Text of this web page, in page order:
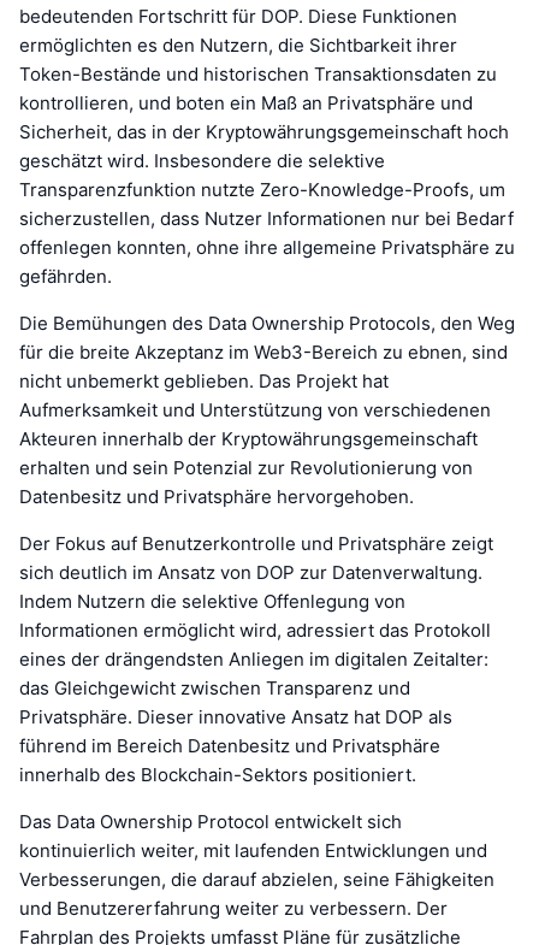
bedeutenden Fortschritt für DOP. Diese Funktionen
ermöglichten es den Nutzern, die Sichtbarkeit ihrer
Token-Bestände und historischen Transaktionsdaten zu
kontrollieren, und boten ein Maß an Privatsphäre und
Sicherheit, das in der Kryptowährungsgemeinschaft hoch
geschätzt wird. Insbesondere die selektive
Transparenzfunktion nutzte Zero-Knowledge-Proofs, um
sicherzustellen, dass Nutzer Informationen nur bei Bedarf
offenlegen konnten, ohne ihre allgemeine Privatsphäre zu
gefährden.
Die Bemühungen des Data Ownership Protocols, den Weg
für die breite Akzeptanz im Web3-Bereich zu ebnen, sind
nicht unbemerkt geblieben. Das Projekt hat
Aufmerksamkeit und Unterstützung von verschiedenen
Akteuren innerhalb der Kryptowährungsgemeinschaft
erhalten und sein Potenzial zur Revolutionierung von
Datenbesitz und Privatsphäre hervorgehoben.
Der Fokus auf Benutzerkontrolle und Privatsphäre zeigt
sich deutlich im Ansatz von DOP zur Datenverwaltung.
Indem Nutzern die selektive Offenlegung von
Informationen ermöglicht wird, adressiert das Protokoll
eines der drängendsten Anliegen im digitalen Zeitalter:
das Gleichgewicht zwischen Transparenz und
Privatsphäre. Dieser innovative Ansatz hat DOP als
führend im Bereich Datenbesitz und Privatsphäre
innerhalb des Blockchain-Sektors positioniert.
Das Data Ownership Protocol entwickelt sich
kontinuierlich weiter, mit laufenden Entwicklungen und
Verbesserungen, die darauf abzielen, seine Fähigkeiten
und Benutzererfahrung weiter zu verbessern. Der
Fahrplan des Projekts umfasst Pläne für zusätzliche